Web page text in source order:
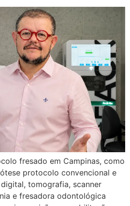
fresado em Campinas, como
protocolo convencional e
tomografia, scanner
e fresadora odontológica